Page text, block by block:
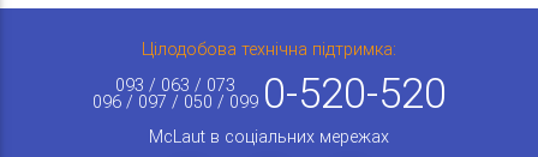
Цілодобова технічна підтримка:
093 / 063 / 073
096 / 097 / 050 / 099 0-520-520
McLaut в соціальних мережах